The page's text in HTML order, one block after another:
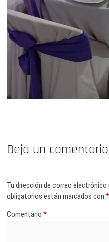
Deja un comentario
Tu dirección de correo electrónico
obligatorios están marcados con*
Comentario*